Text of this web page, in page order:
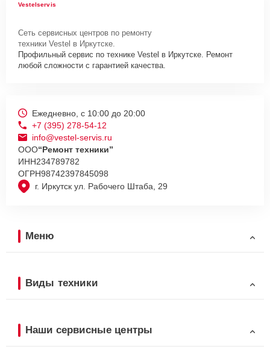
Vestelservis
Сеть сервисных центров по ремонту
техники Vestel в Иркутске.
Профильный сервис по технике Vestel в Иркутске. Ремонт
любой сложности с гарантией качества.
г. Иркутск ул. Рабочего Штаба, 29
Ежедневно, с 10:00 до 20:00
+7 (395) 278-54-12
info@vestel-servis.ru
ООО“Ремонт техники”
ИНН234789782
ОГРН98742397845098
Меню
Виды техники
Наши сервисные центры